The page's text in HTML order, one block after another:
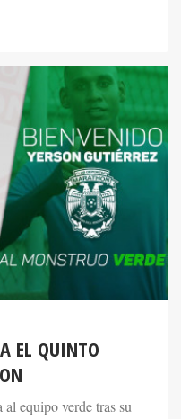
EL QUINTO
equipo verde tras su